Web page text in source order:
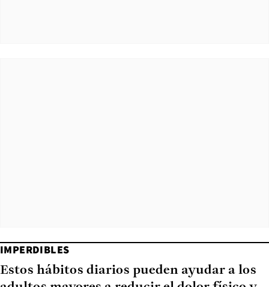
IMPERDIBLES
Estos hábitos diarios pueden ayudar a los